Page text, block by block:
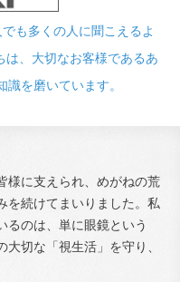
も多くの人に聞こえるよ
は、大切なお客様であるあ
を磨いています。
様に支えられ、めがねの荒
を続けてまいりました。私
るのは、単に眼鏡という
大切な「視生活」を守り、